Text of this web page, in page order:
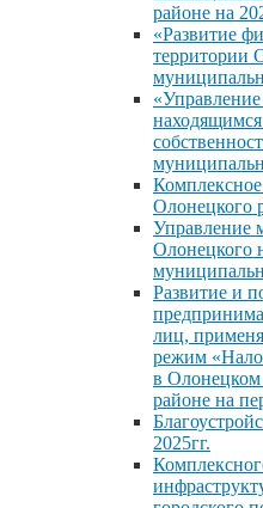
районе на
«Развитие
территории
Комплексное
Олонецкого
Управление
Олонецкого
Развитие и
лиц,
режим
в
районе на
2025гг.